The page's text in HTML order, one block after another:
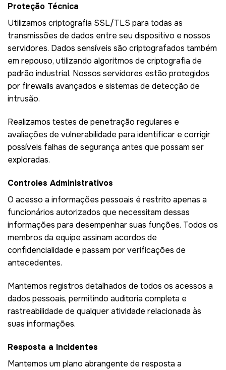
Proteção Técnica
Utilizamos criptografia SSL/TLS para todas as
transmissões de dados entre seu dispositivo e nossos
servidores. Dados sensíveis são criptografados também
em repouso, utilizando algoritmos de criptografia de
padrão industrial. Nossos servidores estão protegidos
por firewalls avançados e sistemas de detecção de
intrusão.
Realizamos testes de penetração regulares e
avaliações de vulnerabilidade para identificar e corrigir
possíveis falhas de segurança antes que possam ser
exploradas.
Controles Administrativos
O acesso a informações pessoais é restrito apenas a
funcionários autorizados que necessitam dessas
informações para desempenhar suas funções. Todos os
membros da equipe assinam acordos de
confidencialidade e passam por verificações de
antecedentes.
Mantemos registros detalhados de todos os acessos a
dados pessoais, permitindo auditoria completa e
rastreabilidade de qualquer atividade relacionada às
suas informações.
Resposta a Incidentes
Mantemos um plano abrangente de resposta a